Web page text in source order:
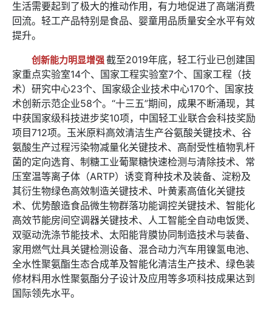
生活需要起到了极大的推动作用，有力地促进了高端消费
回流。轻工产品特别是食品、婴童用品质量安全水平有效
提升。
创新能力明显增强截至2019年底，轻工行业已创建国
家重点实验室14个、国家工程实验室7个、国家工程（技
术）研究中心23个、国家级企业技术中心170个、国家技
术创新示范企业58个。“十三五”期间，成果不断涌现，其
中获国家级科技进步奖10项，中国轻工业联合会科技奖励
项目712项。玉米原料高效清洁生产谷氨酸关键技术、谷
氨酸生产过程污染物减量化关键技术、高耐受性植物乳杆
菌的定向选育、制糖工业葡聚糖快速检测与清除技术、常
压室温等离子体（ARTP）诱变育种技术及装备、淀粉及
其衍生物绿色高效制造关键技术、叶黄素高值化关键技
术、优势酿造食品微生物群落功能调控关键技术、智能化
高效节能房间空调器关键技术、人工智能全自动电饭煲、
双驱动洗涤节能技术、太阳能背膜协同制造技术与装备、
家用燃气灶具关键检测设备、混合动力汽车用镍氢电池、
全水性聚氨酯生态合成革及智能化清洁生产技术、绿色装
修材料用水性聚氨酯分子设计及应用等多项科技成果达到
国际领先水平。